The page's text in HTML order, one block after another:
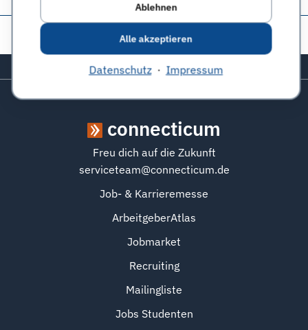
Ablehnen
Alle akzeptieren
Datenschutz· Impressum
Diese Seite teilen:
Zurück zum Seitenanfang
connecticum
Freu dich auf die Zukunft
serviceteam@connecticum.de
Job- & Karrieremesse
ArbeitgeberAtlas
Jobmarket
Recruiting
Mailingliste
Jobs Studenten